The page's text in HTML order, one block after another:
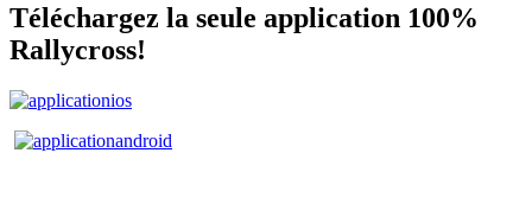
Téléchargez la seule application 100%
Rallycross!